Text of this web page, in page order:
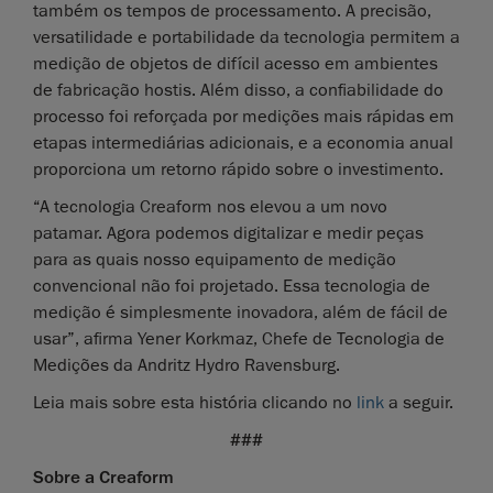
também os tempos de processamento. A precisão,
versatilidade e portabilidade da tecnologia permitem a
medição de objetos de difícil acesso em ambientes
de fabricação hostis. Além disso, a confiabilidade do
processo foi reforçada por medições mais rápidas em
etapas intermediárias adicionais, e a economia anual
proporciona um retorno rápido sobre o investimento.
“A tecnologia Creaform nos elevou a um novo
patamar. Agora podemos digitalizar e medir peças
para as quais nosso equipamento de medição
convencional não foi projetado. Essa tecnologia de
medição é simplesmente inovadora, além de fácil de
usar”, afirma Yener Korkmaz, Chefe de Tecnologia de
Medições da Andritz Hydro Ravensburg.
Leia mais sobre esta história clicando no link a seguir.
###
Sobre a Creaform